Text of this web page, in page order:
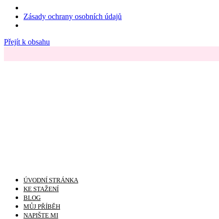
Zásady ochrany osobních údajů
Přejít k obsahu
ÚVODNÍ STRÁNKA
KE STAŽENÍ
BLOG
MŮJ PŘÍBĚH
NAPIŠTE MI